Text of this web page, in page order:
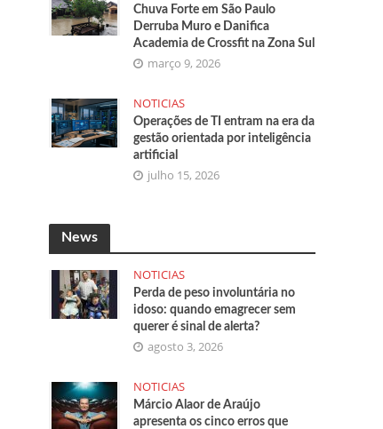
Chuva Forte em São Paulo
Derruba Muro e Danifica
Academia de Crossfit na Zona Sul
março 9, 2026
NOTICIAS
Operações de TI entram na era da
gestão orientada por inteligência
artificial
julho 15, 2026
News
NOTICIAS
Perda de peso involuntária no
idoso: quando emagrecer sem
querer é sinal de alerta?
agosto 3, 2026
NOTICIAS
Márcio Alaor de Araújo
apresenta os cinco erros que